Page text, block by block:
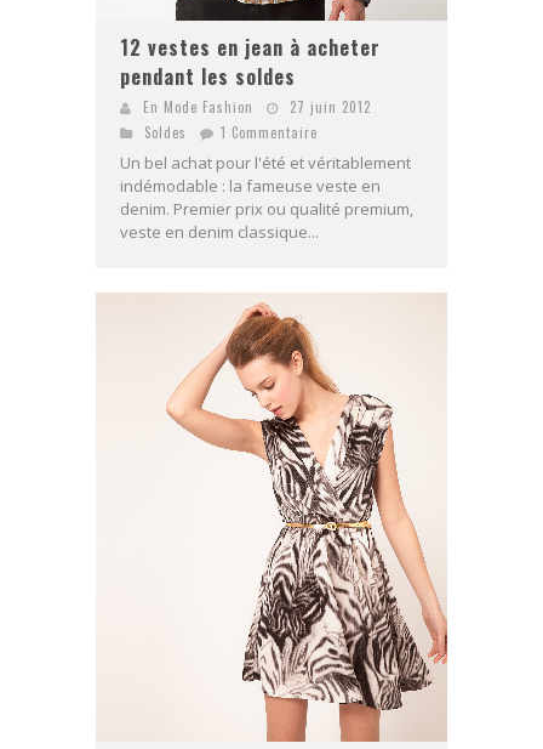
12 vestes en jean à acheter
pendant les soldes
En Mode Fashion
27 juin 2012
Soldes
1 Commentaire
Un bel achat pour l'été et véritablement
indémodable : la fameuse veste en
denim. Premier prix ou qualité premium,
veste en denim classique...